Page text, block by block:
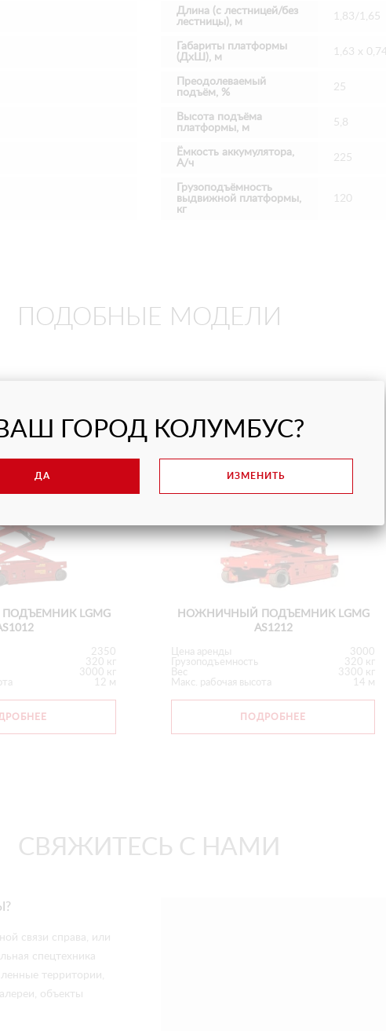
Длина (с лестницей/без
лестницы), м
1,83/1,65
Габариты платформы
(ДхШ), м
1,63 х 0,74
Преодолеваемый
подъём, %
25
Высота подъёма
платформы, м
5,8
Ёмкость аккумулятора,
А/ч
225
Грузоподъёмность
выдвижной платформы,
кг
120
ПОДОБНЫЕ МОДЕЛИ
LGMG
2350
320 кг
3000 кг
12 м
НОЖНИЧНЫЙ ПОДЪЕМНИК LGMG
AS1212
Цена аренды
3000
Грузоподъемность
320 кг
Вес
3300 кг
Макс. рабочая высота
14 м
ПОДРОБНЕЕ
СВЯЖИТЕСЬ С НАМИ
связи справа, или
спецтехника
территории,
объекты
ГОРОД КОЛУМБУС?
ДА ИЗМЕНИТЬ